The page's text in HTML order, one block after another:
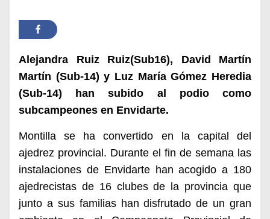
Alejandra Ruiz Ruiz(Sub16), David Martín
Martín (Sub-14) y Luz María Gómez Heredia
(Sub-14) han subido al podio como
subcampeones en Envidarte.
Montilla se ha convertido en la capital del
ajedrez provincial. Durante el fin de semana las
instalaciones de Envidarte han acogido a 180
ajedrecistas de 16 clubes de la provincia que
junto a sus familias han disfrutado de un gran